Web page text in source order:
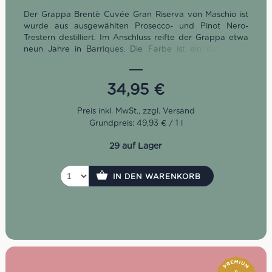
Der Grappa Brentè Cuvée Gran Riserva von Maschio ist
wurde aus ausgewählten Prosecco- und Pinot Nero-
Trestern destilliert. Im Anschluss reifte der Grappa etwa
neun Jahre in Barriques. Die Farbe ist ein dunkel bis
konzentrierte Duftnoten wie Vanille, Honig und Kakao.
Am Gaumen ist der Grappa Brentè Cuvée Gran Riserva
sehr weich, harmonisch und umhüllend.
34,95 €
Grundpreis: 49,93 € / 1 l
29 auf Lager
IN DEN WARENKORB